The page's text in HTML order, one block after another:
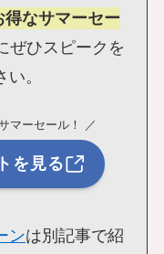
なサマーセー
ぜひスピークを
。
マーセール！ ／
を見る
ンは別記事で紹